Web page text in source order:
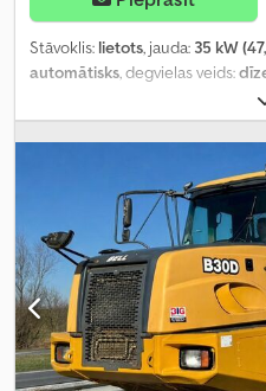
Stāvoklis: lietots, jauda: 35 kW
automātisks, degvielas veids: